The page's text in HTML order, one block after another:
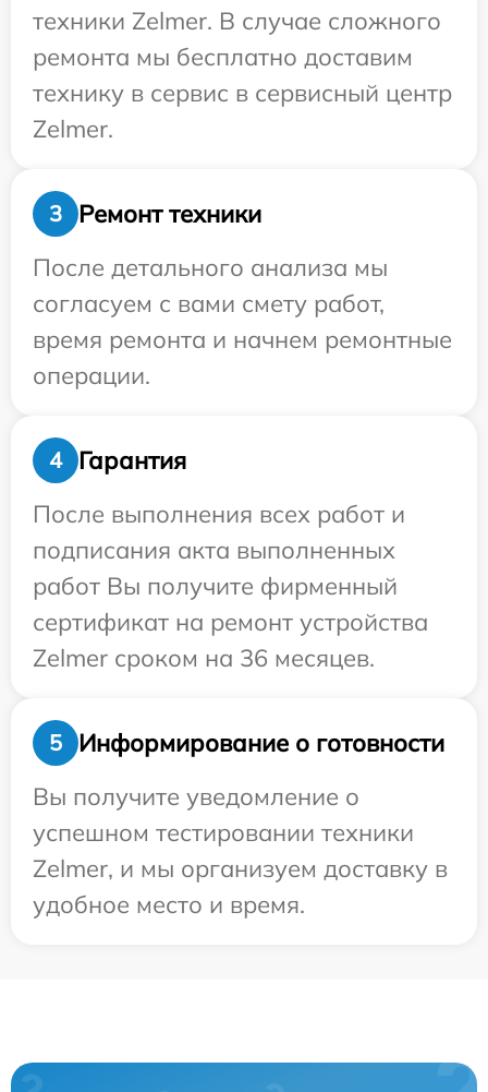
техники Zelmer. В случае сложного
ремонта мы бесплатно доставим
технику в сервис в сервисный центр
Zelmer.
3
Ремонт техники
После детального анализа мы
согласуем с вами смету работ,
время ремонта и начнем ремонтные
операции.
4
Гарантия
После выполнения всех работ и
подписания акта выполненных
работ Вы получите фирменный
сертификат на ремонт устройства
Zelmer сроком на 36 месяцев.
5
Информирование о готовности
Вы получите уведомление о
успешном тестировании техники
Zelmer, и мы организуем доставку в
удобное место и время.